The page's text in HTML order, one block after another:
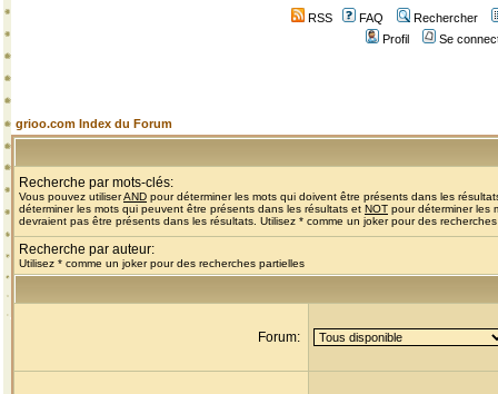
RSS FAQ
Rechercher
Profil
Se
grioo.com Index du Forum
Recherche par mots-clés:
Vous pouvez utiliserAND pour déterminer les mots qui doivent être présents dans les
déterminer les mots qui peuvent être présents dans les résultats et NOT pour déterminer les
devraient pas être présents dans les résultats. Utilisez * comme un joker pour des
Recherche par auteur:
Utilisez * comme un joker pour des recherches partielles
Forum: